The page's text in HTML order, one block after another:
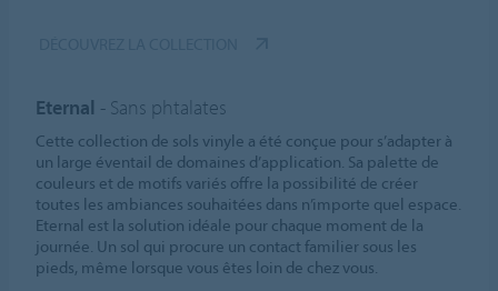
Eternal - Sans phtalates
Cette collection de sols vinyle a été conçue pour s’adapter à
un large éventail de domaines d’application. Sa palette de
couleurs et de motifs variés offre la possibilité de créer
toutes les ambiances souhaitées dans n’importe quel espace.
Eternal est la solution idéale pour chaque moment de la
journée. Un sol qui procure un contact familier sous les
pieds, même lorsque vous êtes loin de chez vous.